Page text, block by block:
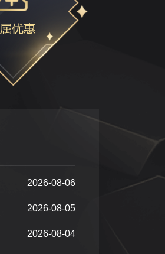
2026-08-06
2026-08-05
2026-08-04